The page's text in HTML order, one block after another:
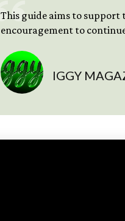
This guide aims to
encouragement to
IGGY